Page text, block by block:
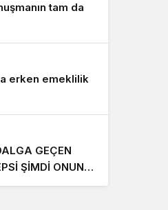
tam da
erken emeklilik
GEÇEN
ŞİMDİ ONUN
İNANILMAZ